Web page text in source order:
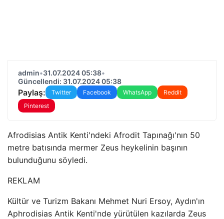
admin•31.07.2024 05:38•
Güncellendi: 31.07.2024 05:38
Paylaş: Twitter Facebook WhatsApp
Reddit
Pinterest
Afrodisias Antik Kenti'ndeki Afrodit Tapınağı'nın 50
metre batısında mermer Zeus heykelinin başının
bulunduğunu söyledi.
REKLAM
Kültür ve Turizm Bakanı Mehmet Nuri Ersoy, Aydın'ın
Aphrodisias Antik Kenti'nde yürütülen kazılarda Zeus